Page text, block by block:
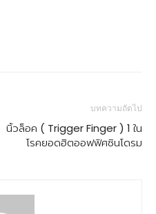
บทความถัดไป
นิ้วล็อค ( Trigger Finger ) 1 ใน
โรคยอดฮิตออฟฟิศซินโดรม